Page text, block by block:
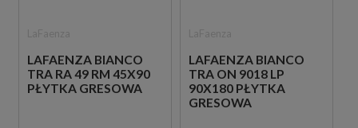
LAFAENZA BIANCO
TRA RA 49 RM 45X90
PŁYTKA GRESOWA
LAFAENZA BIANCO
TRA ON 9018 LP
90X180 PŁYTKA
GRESOWA